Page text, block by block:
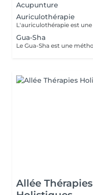
Acupunture
Auriculothérapie
Gua-Sha
Allée Thérapies